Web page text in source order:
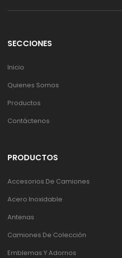
SECCIONES
Inicio
Quienes Somos
Productos
Contáctenos
PRODUCTOS
Accesorios De Camiones
Acero Inoxidable
Antenas
Camiones De Colección
Emblemas Y Adornos